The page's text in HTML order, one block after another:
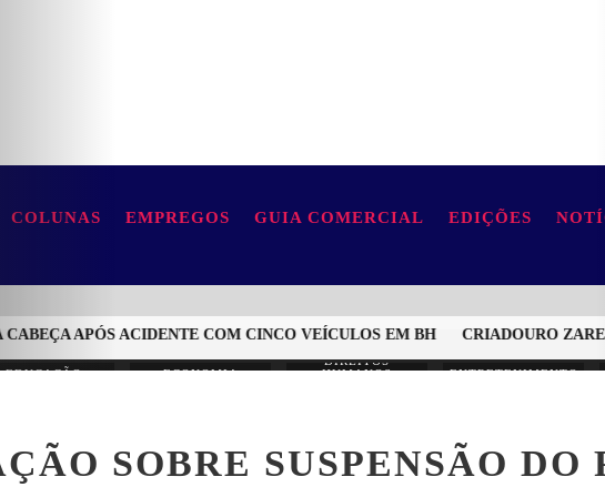
COLUNAS EMPREGOS GUIA COMERCIAL EDIÇÕES
APÓS ACIDENTE COM CINCO VEÍCULOS EM BH CRIADOURO
EDUCAÇÃO ECONOMIA
DIREITOS
HUMANOS
ENTRETENIMENTO
SOBRE SUSPENSÃO DO